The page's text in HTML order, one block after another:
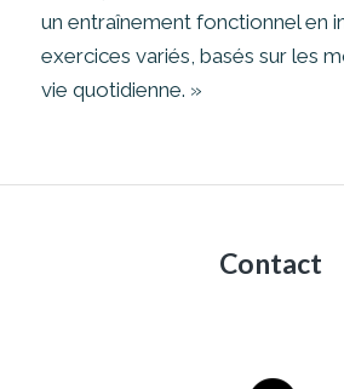
un entraînement fonctionnel en
exercices variés, basés sur les
vie quotidienne. »
Contact